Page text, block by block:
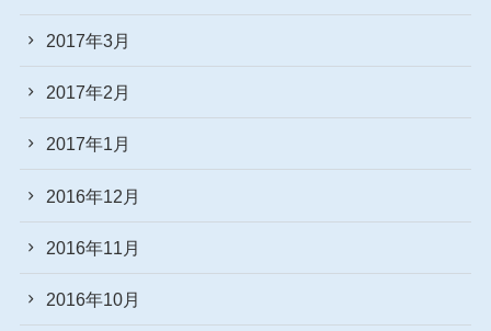
2017年3月
2017年2月
2017年1月
2016年12月
2016年11月
2016年10月